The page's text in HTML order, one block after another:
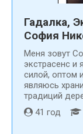
Гадалка,
София
Меня зовут
экстрасенс
силой, оптом
являюсь
традиций
41 год